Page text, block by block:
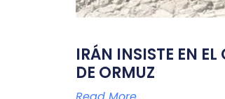
IRÁN INSISTE EN EL
DE ORMUZ